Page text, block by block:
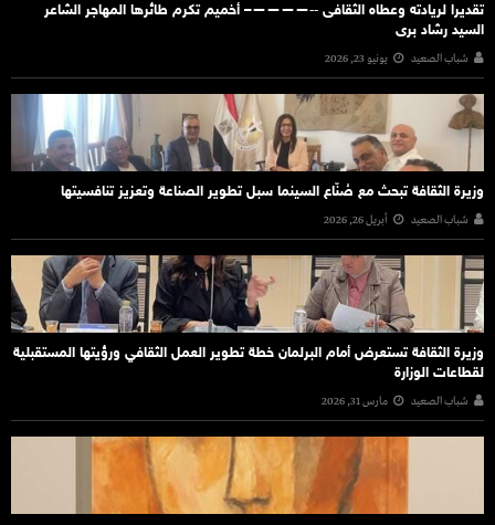
تقديرا لريادته وعطاه الثقافى ‐‐————– أخميم تكرم طائرها المهاجر الشاعر
السيد رشاد برى
شباب الصعيد يونيو 23, 2026
وزيرة الثقافة تبحث مع صُنّاع السينما سبل تطوير الصناعة وتعزيز تنافسيتها
شباب الصعيد أبريل 26, 2026
وزيرة الثقافة تستعرض أمام البرلمان خطة تطوير العمل الثقافي ورؤيتها المستقبلية
لقطاعات الوزارة
شباب الصعيد مارس 31, 2026